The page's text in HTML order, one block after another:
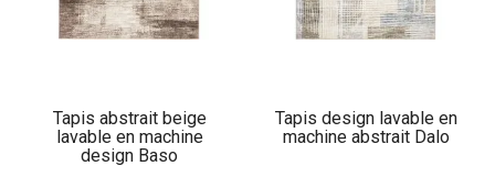
Tapis abstrait beige
lavable en machine
design Baso
Tapis design lavable en
machine abstrait Dalo